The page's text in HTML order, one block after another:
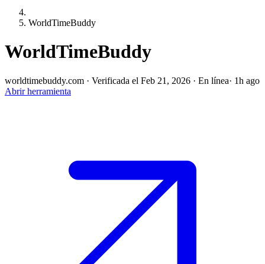
WorldTimeBuddy
WorldTimeBuddy
worldtimebuddy.com · Verificada el Feb 21, 2026 · En línea· 1h ago
Abrir herramienta